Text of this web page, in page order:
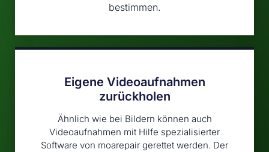
bestimmen.
Eigene Videoaufnahmen
zurückholen
Ähnlich wie bei Bildern können auch
Videoaufnahmen mit Hilfe spezialisierter
Software von moarepair gerettet werden. Der